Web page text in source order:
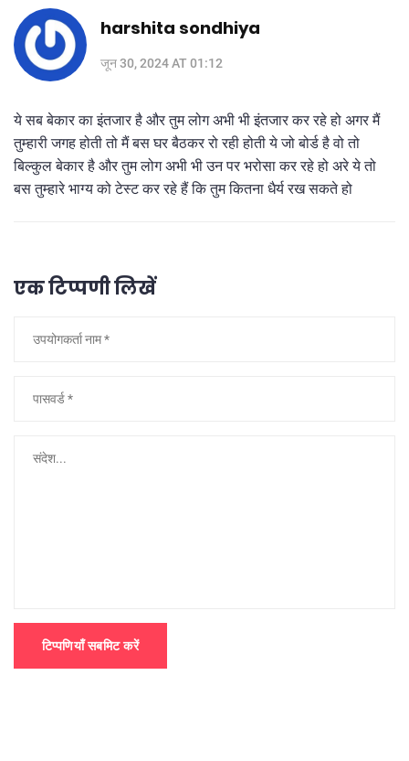
harshita sondhiya
जून 30, 2024 AT 01:12
ये सब बेकार का इंतजार है और तुम लोग अभी भी इंतजार कर रहे हो अगर मैं
तुम्हारी जगह होती तो मैं बस घर बैठकर रो रही होती ये जो बोर्ड है वो तो
बिल्कुल बेकार है और तुम लोग अभी भी उन पर भरोसा कर रहे हो अरे ये तो
बस तुम्हारे भाग्य को टेस्ट कर रहे हैं कि तुम कितना धैर्य रख सकते हो
एक टिप्पणी लिखें
टिप्पणियाँ सबमिट करें